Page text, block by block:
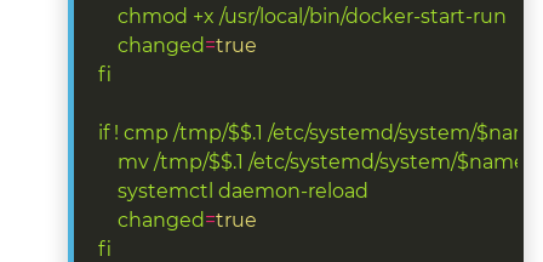
chmod +x /usr/local/bin/docker-start-run
changed =true
fi
if ! cmp /tmp/$$.1 /etc/systemd/system/
mv /tmp/$$.1 /etc/systemd/system/
systemctl daemon-reload
changed =true
fi